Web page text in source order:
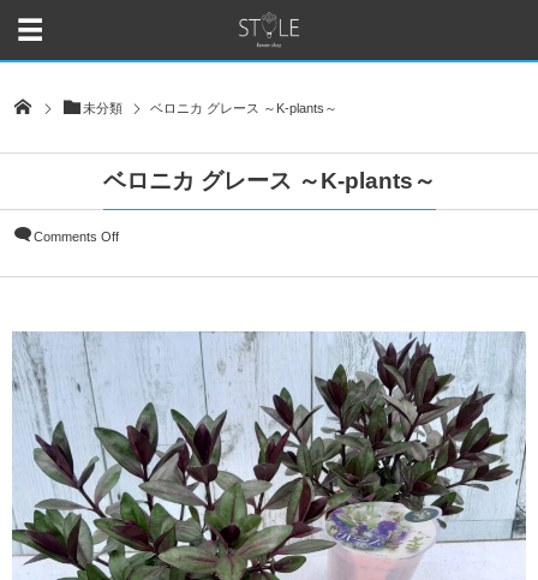
未分類 ベロニカ グレース ～K-plants～
ベロニカ グレース ～K-plants～
Comments Off